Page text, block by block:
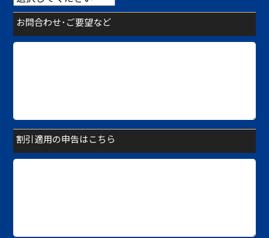
お問合わせ･ご要望など
割引適用の申告はこちら